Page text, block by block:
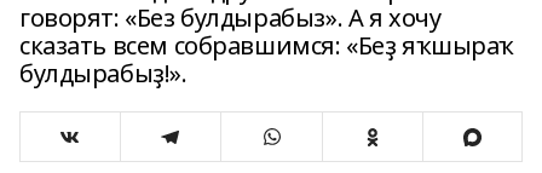
говорят: «Без булдырабыз». А я хочу
сказать всем собравшимся: «Беҙ яҡшыраҡ
булдырабыҙ!».